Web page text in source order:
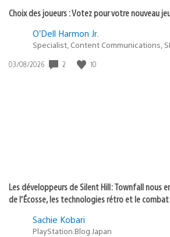
Choix des joueurs : Votez pour votre nouveau
O’Dell Harmon Jr.
Specialist, Content Communications,
Date
03/08/2026 2 10
Les développeurs de Silent Hill: Townfall nous
de l’Écosse, les technologies rétro et le
Sachie Kobari
PlayStation.Blog Japan